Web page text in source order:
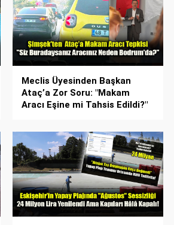
Meclis Üyesinden Başkan
Ataç’a Zor Soru: "Makam
Aracı Eşine mi Tahsis Edildi?"